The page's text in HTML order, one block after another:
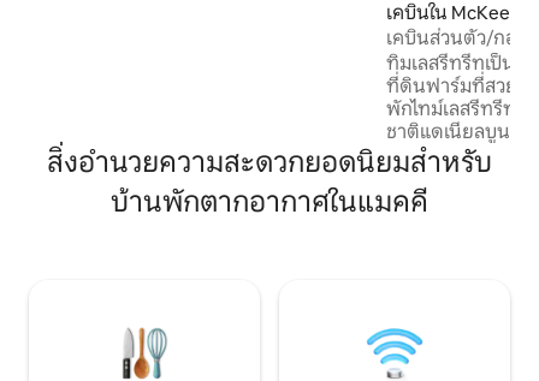
เคบินใน McKee
เคบินส่วนตัว/กอง
วิเศษ
ทิมเลสรีทรีทเป็นเ
ที่ดินฟาร์มที่สวยงา
พักไทม์เลสรีทรีทตั้
ชาติแดเนียลบูน คุ
ประสบการณ์การเ
ยอดเยี่ยมมากมาย
Retreat ได้อย่างง่
พักผ่อนอย่างแท้จริ
สิ่งอำนวยความสะดวกยอดนิยมสำหรับ
บ้านพักตากอากาศในแมคคี